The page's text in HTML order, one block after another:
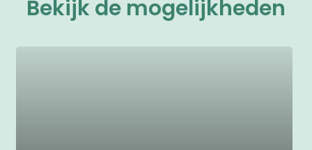
Bekijk de mogelijkheden